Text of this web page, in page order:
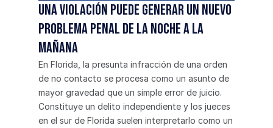
Una violación puede generar un nuevo
problema penal de la noche a la
mañana
En Florida, la presunta infracción de una orden
de no contacto se procesa como un asunto de
mayor gravedad que un simple error de juicio.
Constituye un delito independiente y los jueces
en el sur de Florida suelen interpretarlo como un